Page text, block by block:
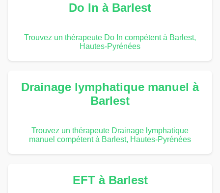
Do In à Barlest
Trouvez un thérapeute Do In compétent à Barlest,
Hautes-Pyrénées
Drainage lymphatique manuel à
Barlest
Trouvez un thérapeute Drainage lymphatique
manuel compétent à Barlest, Hautes-Pyrénées
EFT à Barlest